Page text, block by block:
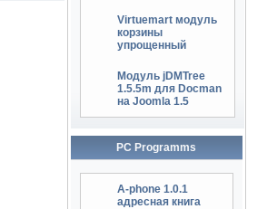
Virtuemart модуль
корзины
упрощенный
Модуль jDMTree
1.5.5m для Docman
на Joomla 1.5
PC Programms
A-phone 1.0.1
адресная книга